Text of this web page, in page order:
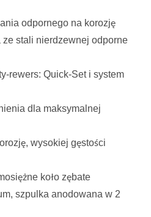
odpornego na korozję
ze stali nierdzewnej odporne
rewers: Quick-Set i system
dla maksymalnej
wysokiej gęstości
koło zębate
szpulka anodowana w 2